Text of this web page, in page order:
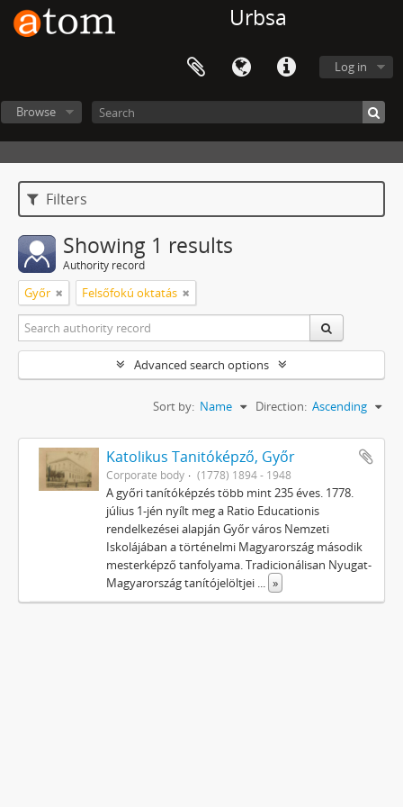
Urbsa
Log in
Browse
Filters
Showing 1 results
Authority record
Győr Felsőfokú oktatás
Advanced search options
Sort by: Name Direction: Ascending
Katolikus Tanitóképző, Győr
Corporate body (1778) 1894 - 1948
A győri tanítóképzés több mint 235 éves. 1778.
július 1-jén nyílt meg a Ratio Educationis
rendelkezései alapján Győr város Nemzeti
Iskolájában a történelmi Magyarország második
mesterképző tanfolyama. Tradicionálisan Nyugat-
Magyarország tanítójelöltjei ... »